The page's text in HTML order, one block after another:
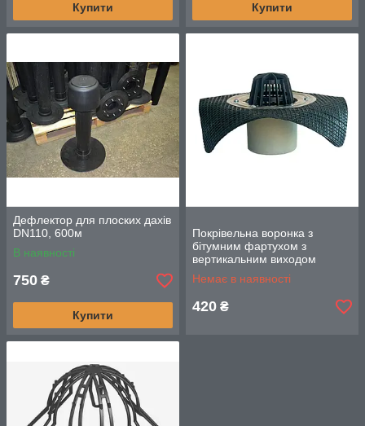
Купити Купити
Дефлектор для плоских дахів
DN110, 600м
В наявності
750 ₴
Купити
Покрівельна воронка з
бітумним фартухом з
вертикальним виходом
100мм та з
листоуловлювачем
Немає в наявності
420 ₴